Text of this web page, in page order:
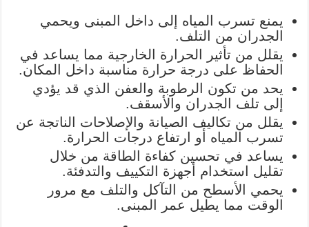
يمنع تسرب المياه إلى داخل المبنى ويحمي
الجدران من التلف.
يقلل من تأثير الحرارة الخارجية مما يساعد في
الحفاظ على درجة حرارة مناسبة داخل المكان.
يحد من تكون الرطوبة والعفن الذي قد يؤدي
إلى تلف الجدران والأسقف.
يقلل من تكاليف الصيانة والإصلاحات الناتجة عن
تسرب المياه أو ارتفاع درجات الحرارة.
يساعد في تحسين كفاءة الطاقة من خلال
تقليل استخدام أجهزة التكييف والتدفئة.
يحمي الأسطح من التآكل والتلف مع مرور
الوقت مما يطيل عمر المبنى.